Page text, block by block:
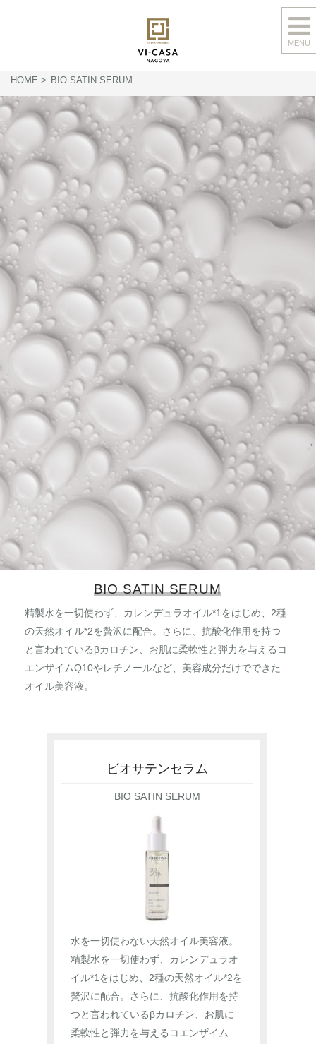
ン
ツ
ス
キ
プ
MENU
HOME BIO SATIN SERUM
BIO SATIN SERUM
精製水を一切使わず、カレンデュラオイル*1をはじめ、2種
の天然オイル*2を贅沢に配合。さらに、抗酸化作用を持つ
と言われているβカロチン、お肌に柔軟性と弾力を与えるコ
エンザイムQ10やレチノールなど、美容成分だけでできた
オイル美容液。
ビオサテンセラム
BIO SATIN SERUM
水を一切使わない天然オイル美容液。
精製水を一切使わず、カレンデュラオ
イル*1をはじめ、2種の天然オイル*2を
贅沢に配合。さらに、抗酸化作用を持
つと言われているβカロチン、お肌に
柔軟性と弾力を与えるコエンザイム